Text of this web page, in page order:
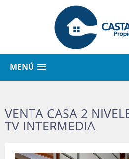
MENÚ
VENTA CASA 2
TV INTERMEDIA